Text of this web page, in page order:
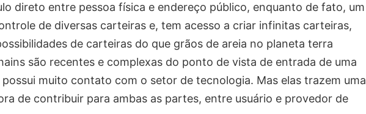
direto entre pessoa física e endereço público, enquanto de fato, um
de diversas carteiras e, tem acesso a criar infinitas carteiras,
de carteiras do que grãos de areia no planeta terra
são recentes e complexas do ponto de vista de entrada de uma
possui muito contato com o setor de tecnologia. Mas elas trazem uma
de contribuir para ambas as partes, entre usuário e provedor de